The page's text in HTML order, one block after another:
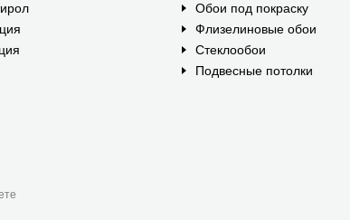
Обои под покраску
Флизелиновые обои
Стеклообои
Подвесные потолки